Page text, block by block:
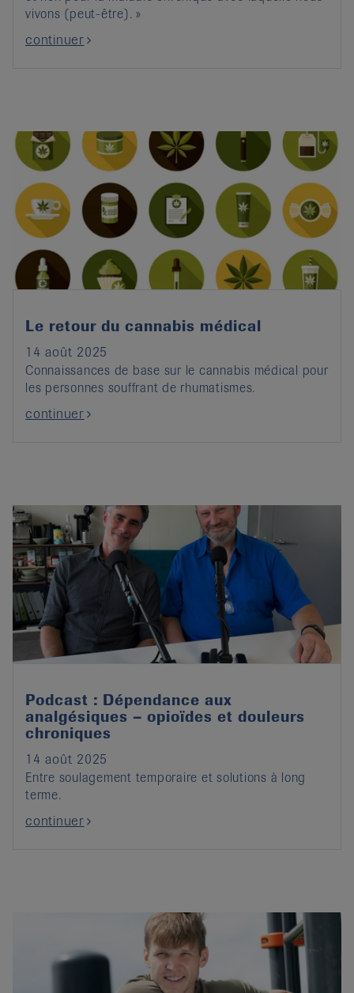
vivons (peut-être). »
continuer
Le retour du cannabis médical
14 août 2025
Connaissances de base sur le cannabis médical pour
les personnes souffrant de rhumatismes.
continuer
Podcast : Dépendance aux
analgésiques – opioïdes et douleurs
chroniques
14 août 2025
Entre soulagement temporaire et solutions à long
terme.
continuer